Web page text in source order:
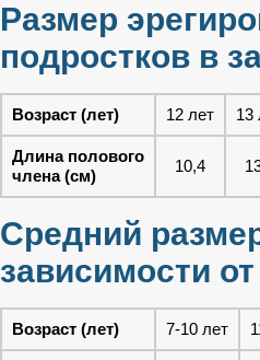
Размер
подростков в
Возраст (лет) 12 лет 13
Длина полового
члена (см)
10,4
Средний
зависимости
Возраст (лет) 7-10 лет